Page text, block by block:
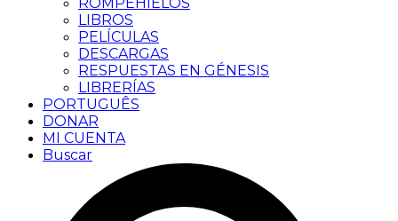
LIBROS
PELÍCULAS
DESCARGAS
RESPUESTAS EN GÉNESIS
LIBRERÍAS
PORTUGUÊS
DONAR
MI CUENTA
Buscar